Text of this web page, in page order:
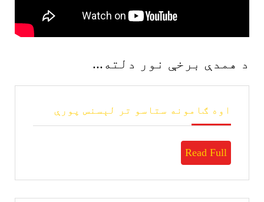
د همدې برخې نور دلته...
اوه ګامونه ستاسو تر لېسنس پورې
ګامونه
ستاسو
Read Full
Read
Full